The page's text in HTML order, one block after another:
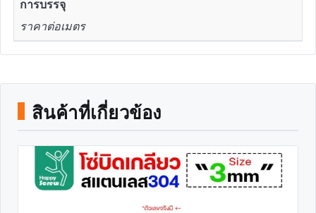
การบรรจุ
ราคาต่อเมตร
สินค้าที่เกี่ยวข้อง